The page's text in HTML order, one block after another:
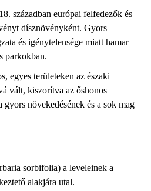
században európai felfedezők és
dísznövényként. Gyors
és igénytelensége miatt hamar
parkokban.
egyes területeken az északi
vált, kiszorítva az őshonos
növekedésének és a sok mag
sorbifolia) a leveleinek a
alakjára utal.